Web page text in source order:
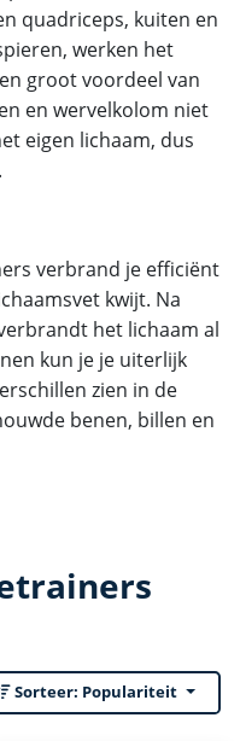
quadriceps, kuiten en
werken het
groot voordeel van
en wervelkolom niet
eigen lichaam, dus
verbrand je efficiënt
kwijt. Na
het lichaam al
kun je je uiterlijk
zien in de
benen, billen en
Sorteer: Populariteit